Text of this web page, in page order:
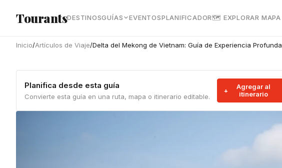
TourantsDESTINOSGUÍAS EVENTOSPLANIFICADOR🗺 EXPLORAR MAPA
Inicio/Artículos de Viaje/Delta del Mekong de Vietnam: Guía de Experiencia Profunda
Planifica desde esta guía
Convierte esta guía en una ruta, mapa o itinerario editable.
Agregar al
itinerario